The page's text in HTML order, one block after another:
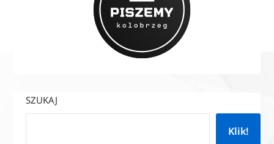
SZUKAJ
Klik!